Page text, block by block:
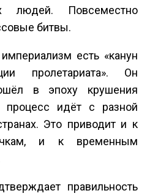
людей. Повсеместно
битвы.
есть «канун
пролетариата». Он
в эпоху крушения
процесс идёт с разной
Это приводит и к
и к временным
правильность